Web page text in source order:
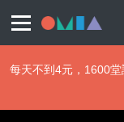
每天不到4元，1600